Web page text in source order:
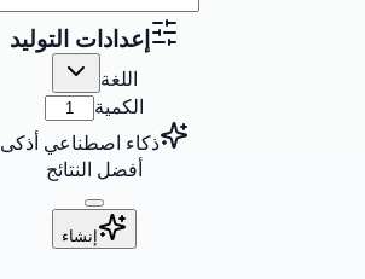
إعدادات التوليد
اللغة
الكمية
ذكاء اصطناعي أذكى
أفضل النتائج
إنشاء